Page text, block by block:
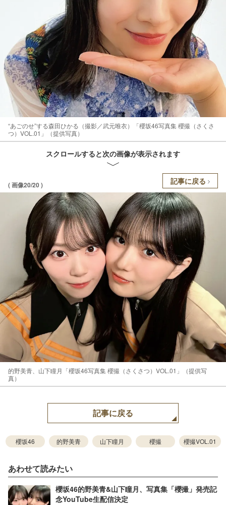
“あごのせ”する森田ひかる（撮影／武元唯衣）「櫻坂46写真集 櫻撮（さくさ
つ）VOL.01」（提供写真）
スクロールすると次の画像が表示されます
( 画像20/20 ) 記事に戻る
的野美青、山下瞳月「櫻坂46写真集 櫻撮（さくさつ）VOL.01」（提供写
真）
記事に戻る
櫻坂46 的野美青 山下瞳月 櫻撮 櫻撮VOL.01
あわせて読みたい
櫻坂46的野美青&山下瞳月、写真集「櫻撮」発売記
念YouTube生配信決定